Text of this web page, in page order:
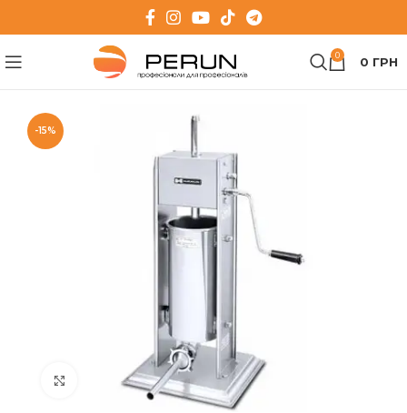
0 0 ГРН
-15%
Клацніть, щоб збільшити